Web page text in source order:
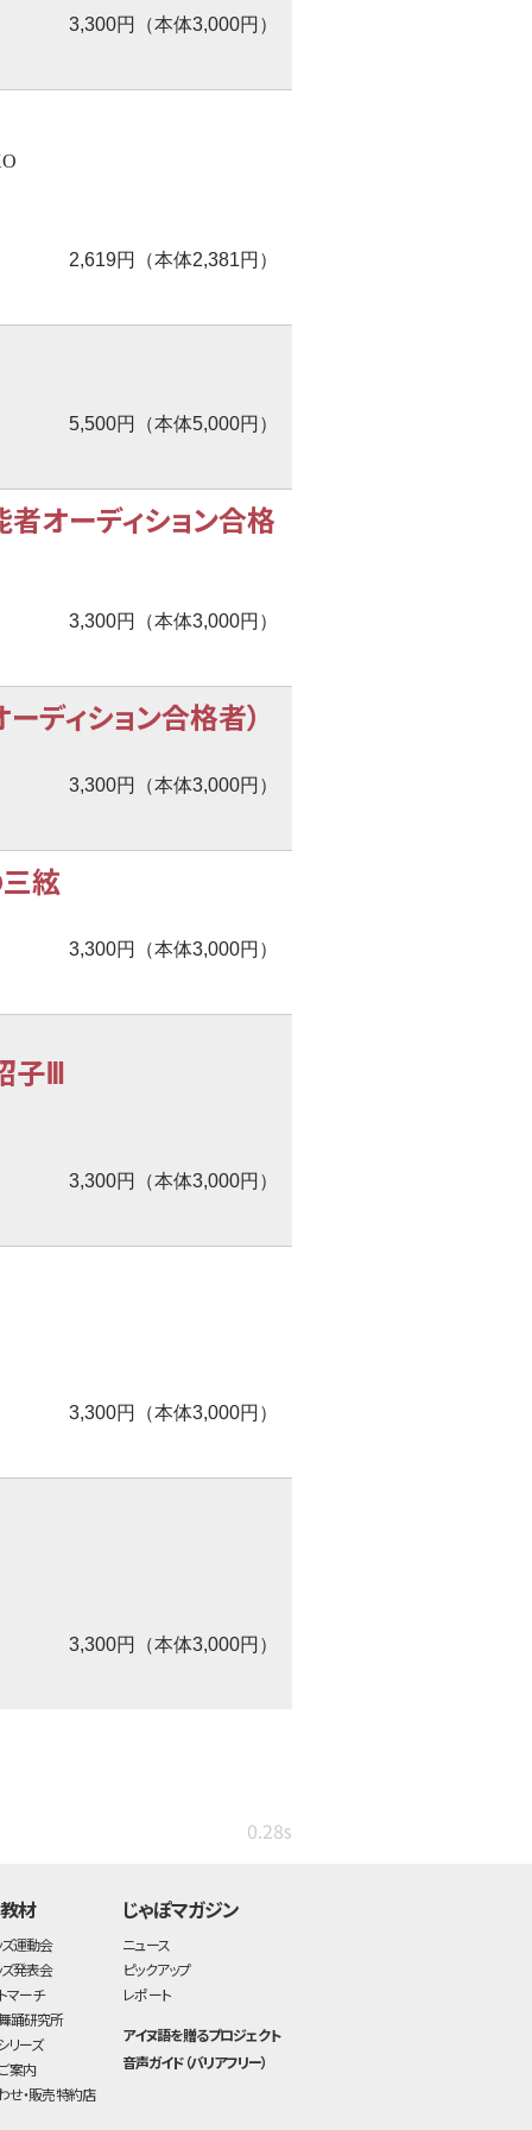
3,300円（本体3,000円）
2,619円（本体2,381円）
5,500円（本体5,000円）
オーディション合格
3,300円（本体3,000円）
ディション合格者）
3,300円（本体3,000円）
絃
3,300円（本体3,000円）
子Ⅲ
3,300円（本体3,000円）
3,300円（本体3,000円）
3,300円（本体3,000円）
0.28s
教材
ズ運動会
ズ発表会
マーチ
踊研究所
リーズ
案内
せ・販売特約店
じゃぽマガジン
ニュース
ピックアップ
レポート
アイヌ語を贈るプロジェクト
音声ガイド（バリアフリー）